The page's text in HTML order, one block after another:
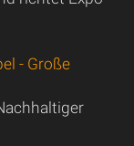
- Große